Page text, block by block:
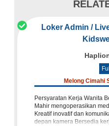
Loker Admin /
Melong Cimahi
Persyaratan Kerja Wanita
Mahir mengoperasikan
Kreatif inovatif dan
depan kamera Bersedia